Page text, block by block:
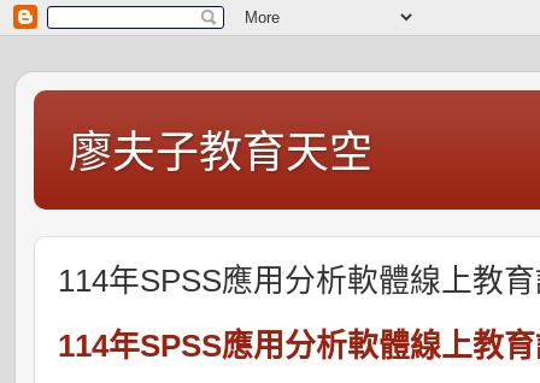
廖夫子教育天空
114年SPSS應用分析軟體線上教
114年SPSS應用分析軟體線上教